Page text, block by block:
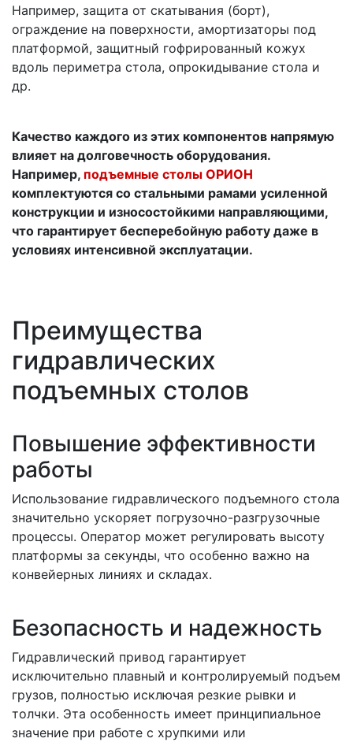
Например, защита от скатывания (борт),
ограждение на поверхности, амортизаторы под
платформой, защитный гофрированный кожух
вдоль периметра стола, опрокидывание стола и
др.
Качество каждого из этих компонентов напрямую
влияет на долговечность оборудования.
Например, подъемные столы ОРИОН
комплектуются со стальными рамами усиленной
конструкции и износостойкими направляющими,
что гарантирует бесперебойную работу даже в
условиях интенсивной эксплуатации.
Преимущества
гидравлических
подъемных столов
Повышение эффективности
работы
Использование гидравлического подъемного стола
значительно ускоряет погрузочно-разгрузочные
процессы. Оператор может регулировать высоту
платформы за секунды, что особенно важно на
конвейерных линиях и складах.
Безопасность и надежность
Гидравлический привод гарантирует
исключительно плавный и контролируемый подъем
грузов, полностью исключая резкие рывки и
толчки. Эта особенность имеет принципиальное
значение при работе с хрупкими или